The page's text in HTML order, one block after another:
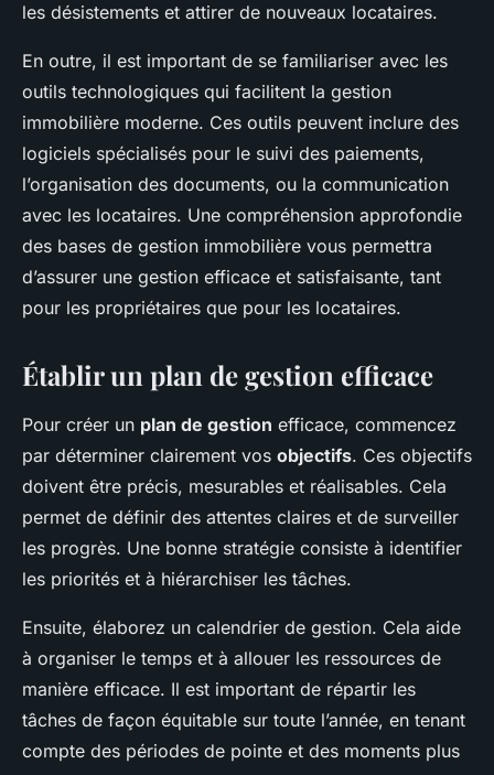
les désistements et attirer de nouveaux locataires.
En outre, il est important de se familiariser avec les
outils technologiques qui facilitent la gestion
immobilière moderne. Ces outils peuvent inclure des
logiciels spécialisés pour le suivi des paiements,
l’organisation des documents, ou la communication
avec les locataires. Une compréhension approfondie
des bases de gestion immobilière vous permettra
d’assurer une gestion efficace et satisfaisante, tant
pour les propriétaires que pour les locataires.
Établir un plan de gestion efficace
Pour créer un plan de gestion efficace, commencez
par déterminer clairement vos objectifs. Ces objectifs
doivent être précis, mesurables et réalisables. Cela
permet de définir des attentes claires et de surveiller
les progrès. Une bonne stratégie consiste à identifier
les priorités et à hiérarchiser les tâches.
Ensuite, élaborez un calendrier de gestion. Cela aide
à organiser le temps et à allouer les ressources de
manière efficace. Il est important de répartir les
tâches de façon équitable sur toute l’année, en tenant
compte des périodes de pointe et des moments plus